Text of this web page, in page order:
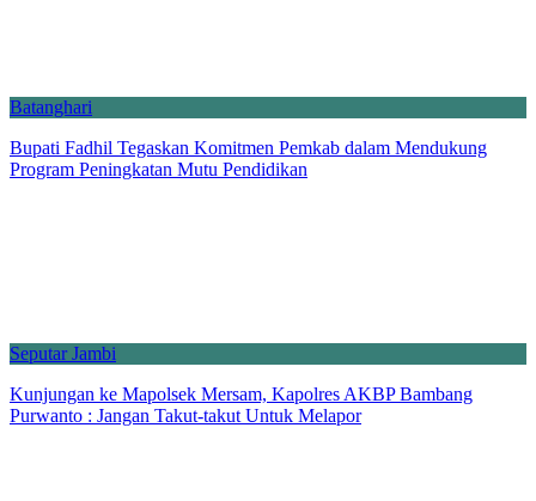
Batanghari
Bupati Fadhil Tegaskan Komitmen Pemkab dalam Mendukung
Program Peningkatan Mutu Pendidikan
Seputar Jambi
Kunjungan ke Mapolsek Mersam, Kapolres AKBP Bambang
Purwanto : Jangan Takut-takut Untuk Melapor